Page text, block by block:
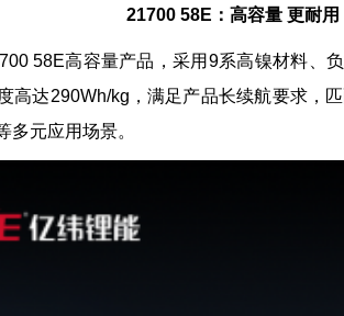
21700 58E：高容量 更耐用
58E高容量产品，采用9系高镍材料、
高达290Wh/kg，满足产品长续航要求，
多元应用场景。